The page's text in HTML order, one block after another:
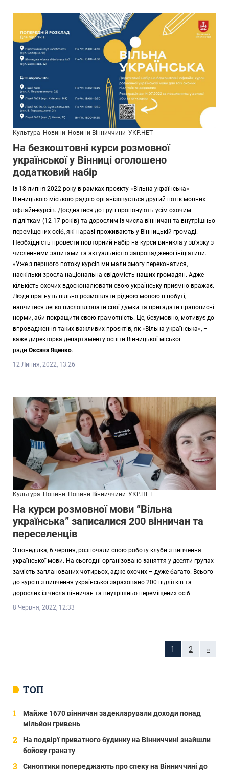
Культура Новини Новини Вінниччини УКР.НЕТ
На безкоштовні курси розмовної
української у Вінниці оголошено
додатковий набір
Із 18 липня 2022 року в рамках проєкту «Вільна українська»
Вінницькою міською радою організовується другий потік мовних
офлайн-курсів. Доєднатися до груп пропонують усім охочим
підліткам (12-17 років) та дорослим із числа вінничан та внутрішньо
переміщених осіб, які наразі проживають у Вінницькій громаді.
Необхідність провести повторний набір на курси виникла у зв’язку з
численними запитами та актуальністю запровадженої ініціативи.
«Уже з першого потоку курсів ми мали змогу переконатися,
наскільки зросла національна свідомість наших громадян. Адже
кількість охочих вдосконалювати свою українську приємно вражає.
Люди прагнуть вільно розмовляти рідною мовою в побуті,
навчитися легко висловлювати свої думки та пригадати правописні
норми, аби покращити свою грамотність. Це, безумовно, мотивує до
впровадження таких важливих проєктів, як «Вільна українська», –
каже директорка департаменту освіти Вінницької міської
ради Оксана Яценко.
12 Липня, 2022, 13:26
Культура Новини Новини Вінниччини УКР.НЕТ
На курси розмовної мови “Вільна
українська” записалися 200 вінничан та
переселенців
З понеділка, 6 червня, розпочали свою роботу клуби з вивчення
української мови. На сьогодні організовано заняття у десяти групах
замість запланованих чотирьох, адже охочих – дуже багато. Всього
до курсів з вивчення української зараховано 200 підлітків та
дорослих із числа вінничан та внутрішньо переміщених осіб.
8 Червня, 2022, 12:33
1 2 »
ТОП
Майже 1670 вінничан задекларували доходи понад
мільйон гривень
На подвір'ї приватного будинку на Вінниччині знайшли
бойову гранату
Синоптики попереджають про спеку на Вінниччині до